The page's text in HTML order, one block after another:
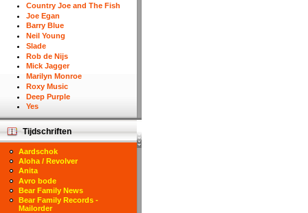
Country Joe and The Fish
Joe Egan
Barry Blue
Neil Young
Slade
Rob de Nijs
Mick Jagger
Marilyn Monroe
Roxy Music
Deep Purple
Yes
Tijdschriften
Aardschok
Aloha / Revolver
Anita
Avro bode
Bear Family News
Bear Family Records -
Mailorder